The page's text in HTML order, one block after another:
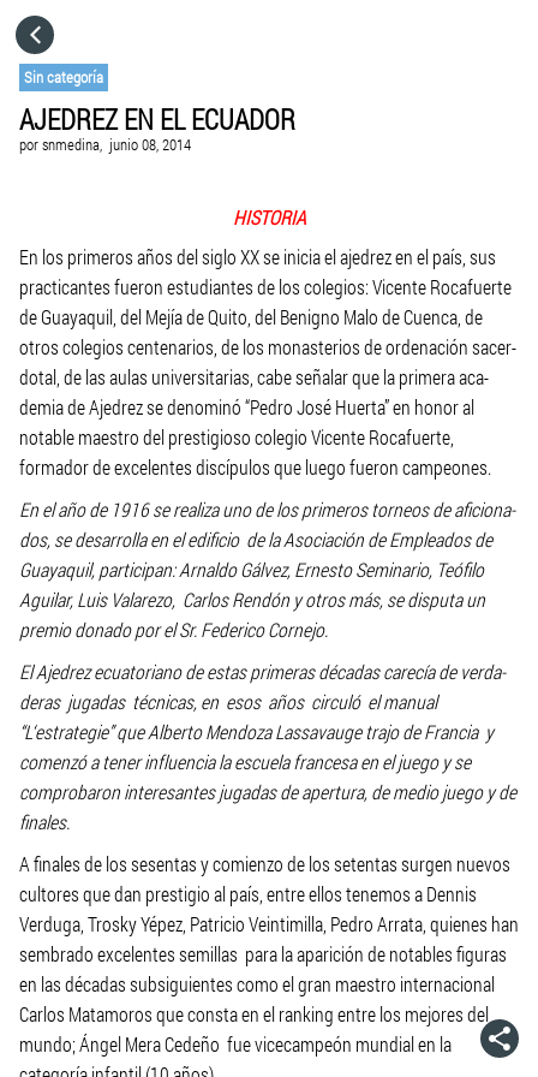
Sin categoría
AJEDREZ EN EL ECUADOR
porsnmedina, junio 08, 2014
HISTORIA
En los primeros años del siglo XX se inicia el ajedrez en el país, sus
practicantes fueron estudiantes de los colegios: Vicente Rocafuerte
de Guayaquil, del Mejía de Quito, del Benigno Malo de Cuenca, de
otros colegios centenarios, de los monasterios de ordenación sacer-
dotal, de las aulas universitarias, cabe señalar que la primera aca-
demia de Ajedrez se denominó “Pedro José Huerta” en honor al
notable maestro del prestigioso colegio Vicente Rocafuerte,
formador de excelentes discípulos que luego fueron campeones.
En el año de 1916 se realiza uno de los primeros torneos de aficiona-
dos, se desarrolla en el edificio de la Asociación de Empleados de
Guayaquil, participan: Arnaldo Gálvez, Ernesto Seminario, Teófilo
Aguilar, Luis Valarezo, Carlos Rendón y otros más, se disputa un
premio donado por el Sr. Federico Cornejo.
El Ajedrez ecuatoriano de estas primeras décadas carecía de verda-
deras jugadas técnicas, en esos años circuló el manual
“L‘estrategie” que Alberto Mendoza Lassavauge trajo de Francia y
comenzó a tener influencia la escuela francesa en el juego y se
comprobaron interesantes jugadas de apertura, de medio juego y de
finales.
A finales de los sesentas y comienzo de los setentas surgen nuevos
cultores que dan prestigio al país, entre ellos tenemos a Dennis
Verduga, Trosky Yépez, Patricio Veintimilla, Pedro Arrata, quienes han
sembrado excelentes semillas para la aparición de notables figuras
en las décadas subsiguientes como el gran maestro internacional
Carlos Matamoros que consta en el ranking entre los mejores del
mundo; Ángel Mera Cedeño fue vicecampeón mundial en la
CATEGORÍAS
VISITA EL SITIO WEB